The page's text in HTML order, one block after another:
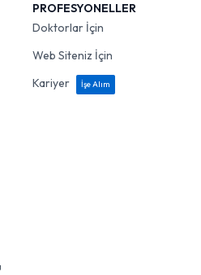
PROFESYONELLER
Doktorlar İçin
Web Siteniz İçin
Kariyer
İşe Alım